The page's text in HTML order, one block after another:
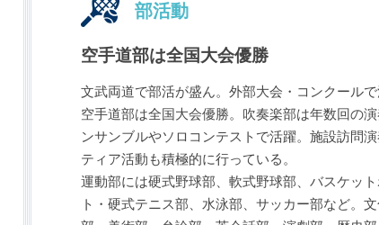
部活動
空手道部は全国大会優勝
文武両道で部活が盛ん。外部大会・コンクールで
空手道部は全国大会優勝。吹奏楽部は年数回の
ンサンブルやソロコンテストで活躍。施設訪問
ティア活動も積極的に行っている。
運動部には硬式野球部、軟式野球部、バスケッ
ト・硬式テニス部、水泳部、サッカー部など。